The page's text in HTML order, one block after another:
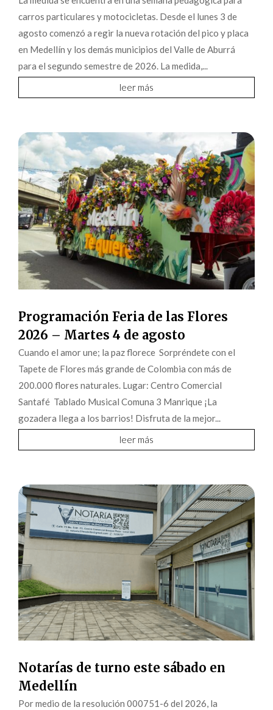
carros particulares y motocicletas. Desde el lunes 3 de
agosto comenzó a regir la nueva rotación del pico y placa
en Medellín y los demás municipios del Valle de Aburrá
para el segundo semestre de 2026. La medida,...
leer más
Programación Feria de las Flores
2026 – Martes 4 de agosto
Cuando el amor une; la paz florece Sorpréndete con el
Tapete de Flores más grande de Colombia con más de
200.000 flores naturales. Lugar: Centro Comercial
Santafé Tablado Musical Comuna 3 Manrique ¡La
gozadera llega a los barrios! Disfruta de la mejor...
leer más
Notarías de turno este sábado en
Medellín
Por medio de la resolución 000751-6 del 2026, la